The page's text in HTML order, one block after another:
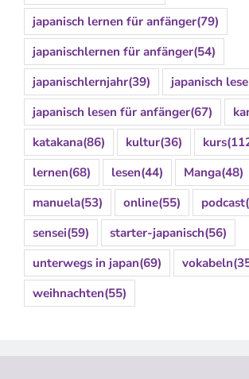
japanisch lernen für anfänger(79)
japanischlernen für anfänger(54)
japanischlernjahr(39) japanisch
japanisch lesen für anfänger(67)
katakana(86) kultur(36) kurs
lernen(68) lesen(44) Manga(48)
manuela(53) online(55) podcast
sensei(59) starter-japanisch(56)
unterwegs in japan(69) vokabeln
weihnachten(55)